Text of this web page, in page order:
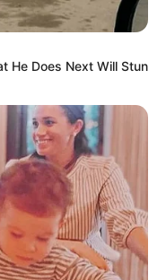
He Does Next Will Stun